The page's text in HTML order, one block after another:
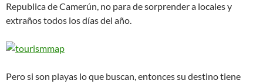
Republica de Camerún, no para de sorprender a locales y
extraños todos los días del año.
Pero si son playas lo que buscan, entonces su destino tiene